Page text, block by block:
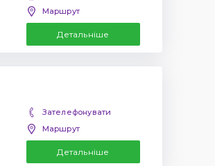
Маршрут
Детальніше
Зателефонувати
Маршрут
Детальніше